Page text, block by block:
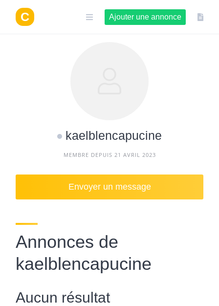
contenu
Ajouter une annonce
kaelblencapucine
MEMBRE DEPUIS 21 AVRIL 2023
Envoyer un message
Annonces de
kaelblencapucine
Aucun résultat